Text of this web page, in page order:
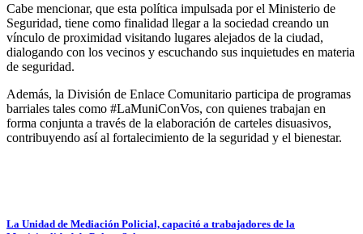
Cabe mencionar, que esta política impulsada por el Ministerio de
Seguridad, tiene como finalidad llegar a la sociedad creando un
vínculo de proximidad visitando lugares alejados de la ciudad,
dialogando con los vecinos y escuchando sus inquietudes en materia
de seguridad.
Además, la División de Enlace Comunitario participa de programas
barriales tales como #LaMuniConVos, con quienes trabajan en
forma conjunta a través de la elaboración de carteles disuasivos,
contribuyendo así al fortalecimiento de la seguridad y el bienestar.
La Unidad de Mediación Policial, capacitó a trabajadores de la